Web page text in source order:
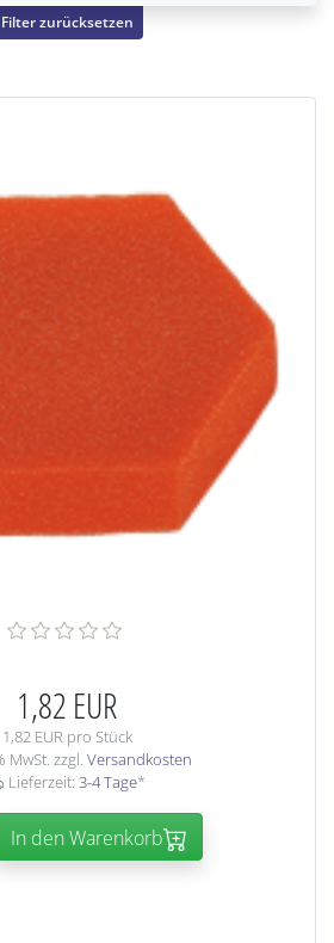
Filter zurücksetzen
1,82 EUR
1,82 EUR pro Stück
MwSt. zzgl. Versandkosten
Lieferzeit: 3-4 Tage*
In den Warenkorb